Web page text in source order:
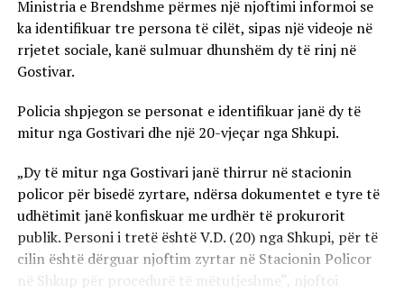
Ministria e Brendshme përmes një njoftimi informoi se
ka identifikuar tre persona të cilët, sipas një videoje në
rrjetet sociale, kanë sulmuar dhunshëm dy të rinj në
Gostivar.
Policia shpjegon se personat e identifikuar janë dy të
mitur nga Gostivari dhe një 20-vjeçar nga Shkupi.
„Dy të mitur nga Gostivari janë thirrur në stacionin
policor për bisedë zyrtare, ndërsa dokumentet e tyre të
udhëtimit janë konfiskuar me urdhër të prokurorit
publik. Personi i tretë është V.D. (20) nga Shkupi, për të
cilin është dërguar njoftim zyrtar në Stacionin Policor
në Shkup për procedurë të mëtutjeshme“, njoftoi